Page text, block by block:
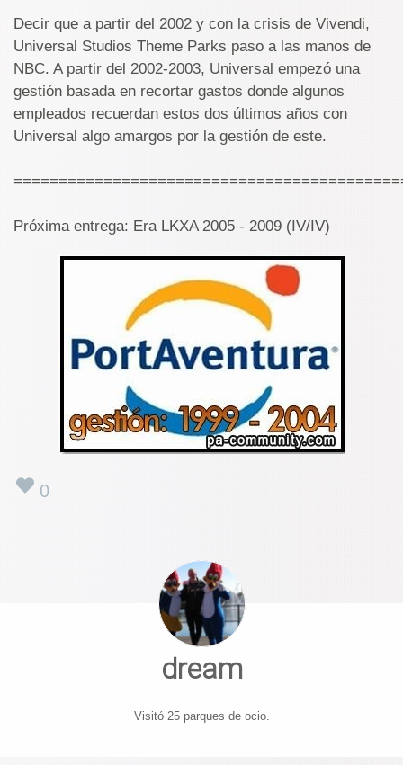
Decir que a partir del 2002 y con la crisis de Vivendi,
Universal Studios Theme Parks paso a las manos de
NBC. A partir del 2002-2003, Universal empezó una
gestión basada en recortar gastos donde algunos
empleados recuerdan estos dos últimos años con
Universal algo amargos por la gestión de este.
Próxima entrega: Era LKXA 2005 - 2009 (IV/IV)
0
dream
Visitó 25 parques de ocio.